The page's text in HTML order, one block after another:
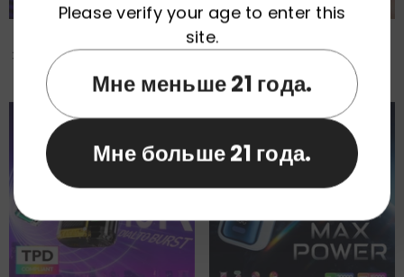
Электронных Сигарет VOZOL RAVE
На Складе В ЕС.
Одноразовый Вейп Оптом
Please verify your age to enter this
site.
Мне меньше 21 года.
Мне больше 21 года.